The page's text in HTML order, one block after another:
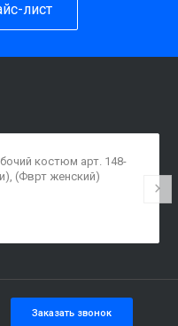
лист
костюм арт. 148-
(Фврт женский)
Заказать звонок